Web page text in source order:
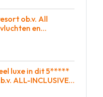
ob.v. All
en
luxe in dit 5*****
ALL-INCLUSIVE =